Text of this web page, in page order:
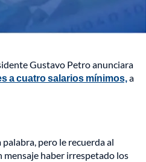
Gustavo Petro anunciara
a cuatro salarios mínimos,a
pero le recuerda al
mensaje haber irrespetado los